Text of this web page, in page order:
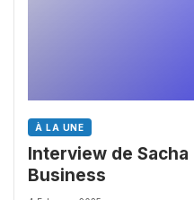
À LA UNE
Interview de Sacha
Business